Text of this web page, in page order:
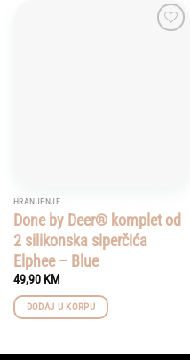
HRANJENJE
Done by Deer® komplet od
2 silikonska siperčića
Elphee – Blue
49,90 KM
DODAJ U KORPU